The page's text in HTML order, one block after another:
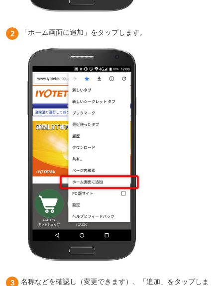
「ホーム画面に追加」をタップします。
名称などを確認し（変更できます）、「追加」をタップしま